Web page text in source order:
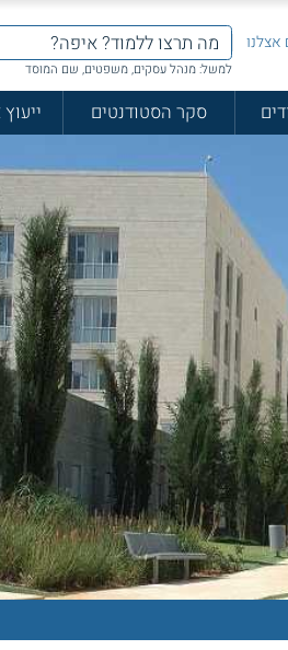
למשל: מנהל עסקים, משפטים, שם המוסד
סקר הסטודנטים